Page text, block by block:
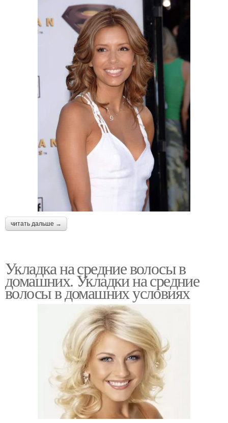
читать дальше →
Укладка на средние волосы в
домашних. Укладки на средние
волосы в домашних условиях